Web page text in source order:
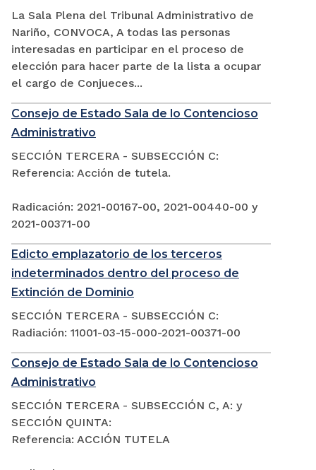
La Sala Plena del Tribunal Administrativo de
Nariño, CONVOCA, A todas las personas
interesadas en participar en el proceso de
elección para hacer parte de la lista a ocupar
el cargo de Conjueces...
Consejo de Estado Sala de lo Contencioso
Administrativo
SECCIÓN TERCERA - SUBSECCIÓN C:
Referencia: Acción de tutela.
Radicación: 2021-00167-00, 2021-00440-00 y
2021-00371-00
Edicto emplazatorio de los terceros
indeterminados dentro del proceso de
Extinción de Dominio
SECCIÓN TERCERA - SUBSECCIÓN C:
Radiación: 11001-03-15-000-2021-00371-00
Consejo de Estado Sala de lo Contencioso
Administrativo
SECCIÓN TERCERA - SUBSECCIÓN C, A: y
SECCIÓN QUINTA:
Referencia: ACCIÓN TUTELA